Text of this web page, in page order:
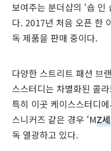
보여주는 분더샵의 ‘숍
다. 2017년 처음 오픈 한
독 제품을 판매 중이다.
다양한 스트리트 패션 브
스스터디는 차별화된 콜
특히 이곳 케이스스터디
스니커즈 같은 경우 ‘MZ
독 열광하고 있다.